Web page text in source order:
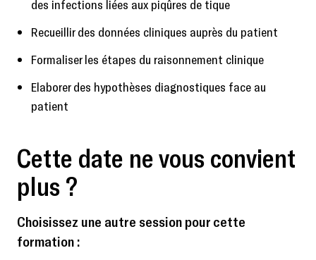
Cette date ne vous convient
plus ?
Choisissez une autre session pour cette
formation :
des infections liées aux piqûres de tique
Recueillir des données cliniques auprès du patient
Formaliser les étapes du raisonnement clinique
Elaborer des hypothèses diagnostiques face au
patient